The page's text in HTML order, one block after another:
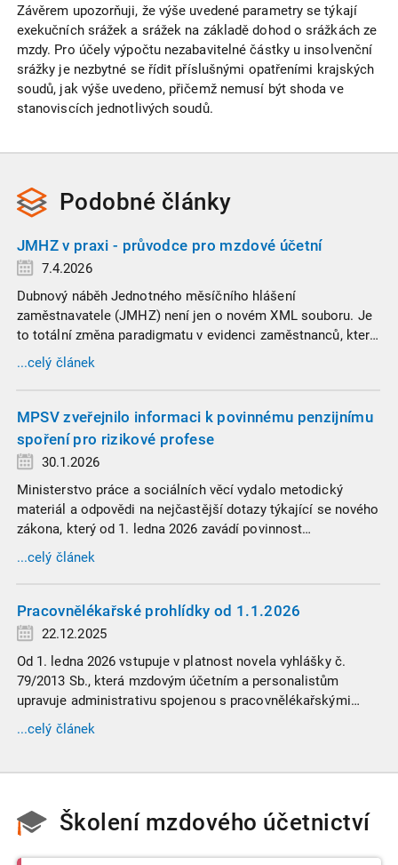
Závěrem upozorňuji, že výše uvedené parametry se týkají
exekučních srážek a srážek na základě dohod o srážkách ze
mzdy. Pro účely výpočtu nezabavitelné částky u insolvenční
srážky je nezbytné se řídit příslušnými opatřeními krajských
soudů, jak výše uvedeno, přičemž nemusí být shoda ve
stanoviscích jednotlivých soudů.
Podobné články
JMHZ v praxi - průvodce pro mzdové účetní
7.4.2026
Dubnový náběh Jednotného měsíčního hlášení
zaměstnavatele (JMHZ) není jen o novém XML souboru. Je
to totální změna paradigmatu v evidenci zaměstnanců, která
propojuje sociální správu, finanční úřady a úřady práce do
jednoho nekompromisního celku
...celý článek
MPSV zveřejnilo informaci k povinnému penzijnímu
spoření pro rizikové profese
30.1.2026
Ministerstvo práce a sociálních věcí vydalo metodický
materiál a odpovědi na nejčastější dotazy týkající se nového
zákona, který od 1. ledna 2026 zavádí povinnost
zaměstnavatelů přispívat na spoření na stáří zaměstnancům
v náročných profesích.
...celý článek
Pracovnělékařské prohlídky od 1.1.2026
22.12.2025
Od 1. ledna 2026 vstupuje v platnost novela vyhlášky č.
79/2013 Sb., která mzdovým účetním a personalistům
upravuje administrativu spojenou s pracovnělékařskými
prohlídkami. Vybrali jsme tři zásadní změny, které ovlivní
vaši každodenní praxi, a stručný přehled ostatních novinek.
...celý článek
Školení mzdového účetnictví